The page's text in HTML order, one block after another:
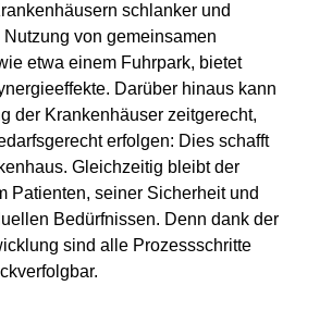
schlanker und
von gemeinsamen
etwa einem Fuhrpark, bietet
Darüber hinaus kann
der Krankenhäuser zeitgerecht,
erfolgen: Dies schafft
Gleichzeitig bleibt der
Patienten, seiner Sicherheit und
Bedürfnissen. Denn dank der
sind alle Prozessschritte